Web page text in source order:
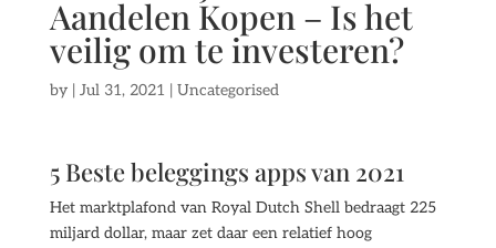
Aandelen Kopen – Is het
veilig om te investeren?
by | Jul 31, 2021 | Uncategorised
5 Beste beleggings apps van 2021
Het marktplafond van Royal Dutch Shell bedraagt 225
miljard dollar, maar zet daar een relatief hoog